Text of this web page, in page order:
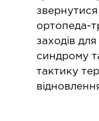
в
в
в
ТА
ортопеда-
заходів
синдрому
тактику